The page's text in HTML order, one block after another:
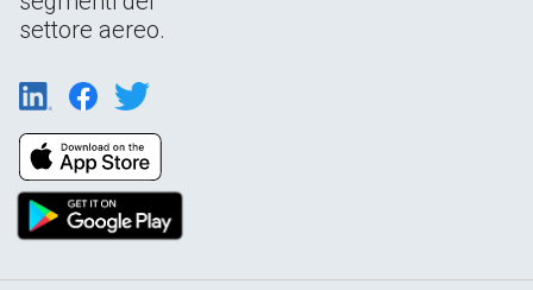
settore aereo.